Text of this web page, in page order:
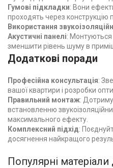
Гумові підкладки: Вони
проходять через конструкцію
Використання
Акустичні панелі: Монтуються
зменшити рівень шуму в
Додаткові поради
Професійна консультація:
вашої квартири і розробки
Правильний монтаж:
встановленню
максимального ефекту.
Комплексний підхід:
досягнення найкращого
Популярні матеріали